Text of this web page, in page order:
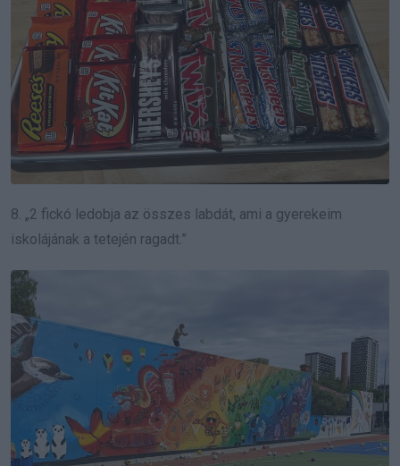
8. „2 fickó ledobja az összes labdát, ami a gyerekeim
iskolájának a tetején ragadt.”